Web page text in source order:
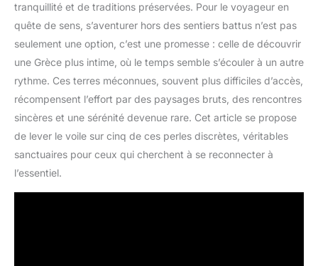
tranquillité et de traditions préservées. Pour le voyageur en
quête de sens, s’aventurer hors des sentiers battus n’est pas
seulement une option, c’est une promesse : celle de découvrir
une Grèce plus intime, où le temps semble s’écouler à un autre
rythme. Ces terres méconnues, souvent plus difficiles d’accès,
récompensent l’effort par des paysages bruts, des rencontres
sincères et une sérénité devenue rare. Cet article se propose
de lever le voile sur cinq de ces perles discrètes, véritables
sanctuaires pour ceux qui cherchent à se reconnecter à
l’essentiel.